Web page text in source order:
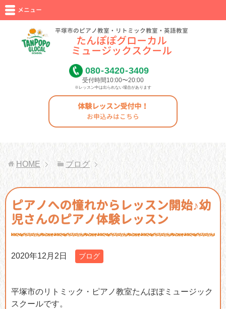
平塚市のピアノ教室・リトミック教室・英語教室
たんぽぽグローカル
ミュージックスクール
080-3420-3409
受付時間10:00〜20:00
※レッスン中は出られない場合があります
体験レッスン受付中！
お申込みはこちら
メニュー
HOME ブログ
ピアノへの憧れからレッスン開始♪幼
児さんのピアノ体験レッスン
2020年12月2日 ブログ
平塚市のリトミック・ピアノ教室たんぽぽミュージック
スクールです。